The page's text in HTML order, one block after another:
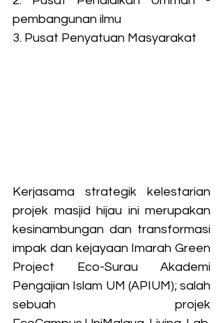
pembangunan ilmu
3. Pusat Penyatuan Masyarakat
Kerjasama strategik kelestarian
projek masjid hijau ini merupakan
kesinambungan dan transformasi
impak dan kejayaan Imarah Green
Project Eco-Surau Akademi
Pengajian Islam UM (APIUM); salah
sebuah projek